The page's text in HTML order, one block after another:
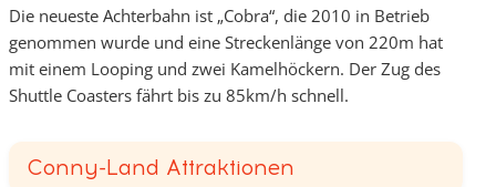
Die neueste Achterbahn ist „Cobra“, die 2010 in Betrieb
genommen wurde und eine Streckenlänge von 220m hat
mit einem Looping und zwei Kamelhöckern. Der Zug des
Shuttle Coasters fährt bis zu 85km/h schnell.
Conny-Land Attraktionen